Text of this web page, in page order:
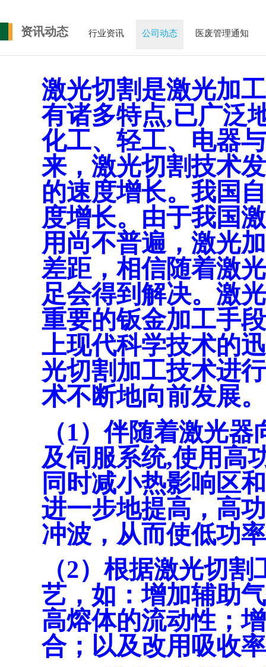
资讯动态 行业资讯 公司动态 医废管理通知
激光切割是激光加
有诸多特点,已广泛
化工、轻工、电器
来，激光切割技术
的速度增长。我国
度增长。由于我国
用尚不普遍，激光
差距，相信随着激
足会得到解决。激
重要的钣金加工手
上现代科学技术的
光切割加工技术进
术不断地向前发展。
（1）伴随着激光
及伺服系统,使用高
同时减小热影响区
进一步地提高，高
冲波，从而使低功
（2）根据激光切
艺，如：增加辅助
高熔体的流动性；
合；以及改用吸收